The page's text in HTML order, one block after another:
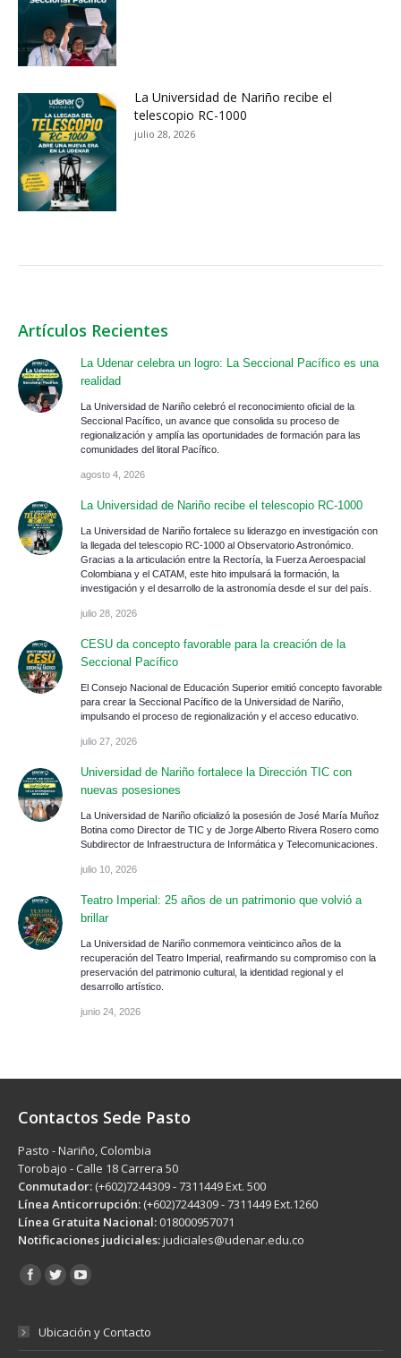
La Universidad de Nariño recibe el
telescopio RC-1000
julio 28, 2026
Artículos Recientes
La Udenar celebra un logro: La Seccional Pacífico es una
realidad
La Universidad de Nariño celebró el reconocimiento oficial de la
Seccional Pacífico, un avance que consolida su proceso de
regionalización y amplía las oportunidades de formación para las
comunidades del litoral Pacífico.
agosto 4, 2026
La Universidad de Nariño recibe el telescopio RC-1000
La Universidad de Nariño fortalece su liderazgo en investigación con
la llegada del telescopio RC-1000 al Observatorio Astronómico.
Gracias a la articulación entre la Rectoría, la Fuerza Aeroespacial
Colombiana y el CATAM, este hito impulsará la formación, la
investigación y el desarrollo de la astronomía desde el sur del país.
julio 28, 2026
CESU da concepto favorable para la creación de la
Seccional Pacífico
El Consejo Nacional de Educación Superior emitió concepto favorable
para crear la Seccional Pacífico de la Universidad de Nariño,
impulsando el proceso de regionalización y el acceso educativo.
julio 27, 2026
Universidad de Nariño fortalece la Dirección TIC con
nuevas posesiones
La Universidad de Nariño oficializó la posesión de José María Muñoz
Botina como Director de TIC y de Jorge Alberto Rivera Rosero como
Subdirector de Infraestructura de Informática y Telecomunicaciones.
julio 10, 2026
Teatro Imperial: 25 años de un patrimonio que volvió a
brillar
La Universidad de Nariño conmemora veinticinco años de la
recuperación del Teatro Imperial, reafirmando su compromiso con la
preservación del patrimonio cultural, la identidad regional y el
desarrollo artístico.
junio 24, 2026
Contactos Sede Pasto
Pasto - Nariño, Colombia
Torobajo - Calle 18 Carrera 50
Conmutador: (+602)7244309 - 7311449 Ext. 500
Línea Anticorrupción: (+602)7244309 - 7311449 Ext.1260
Línea Gratuita Nacional: 018000957071
Notificaciones judiciales:judiciales@udenar.edu.co
Encuéntranos en:
Ubicación y Contacto